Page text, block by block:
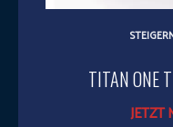
TITAN ONE
JETZT